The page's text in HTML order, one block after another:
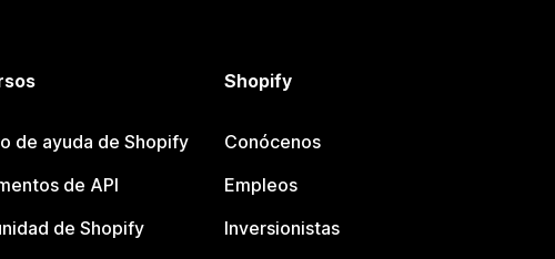
de ayuda de Shopify
de API
de Shopify
Shopify
Conócenos
Empleos
Inversionistas